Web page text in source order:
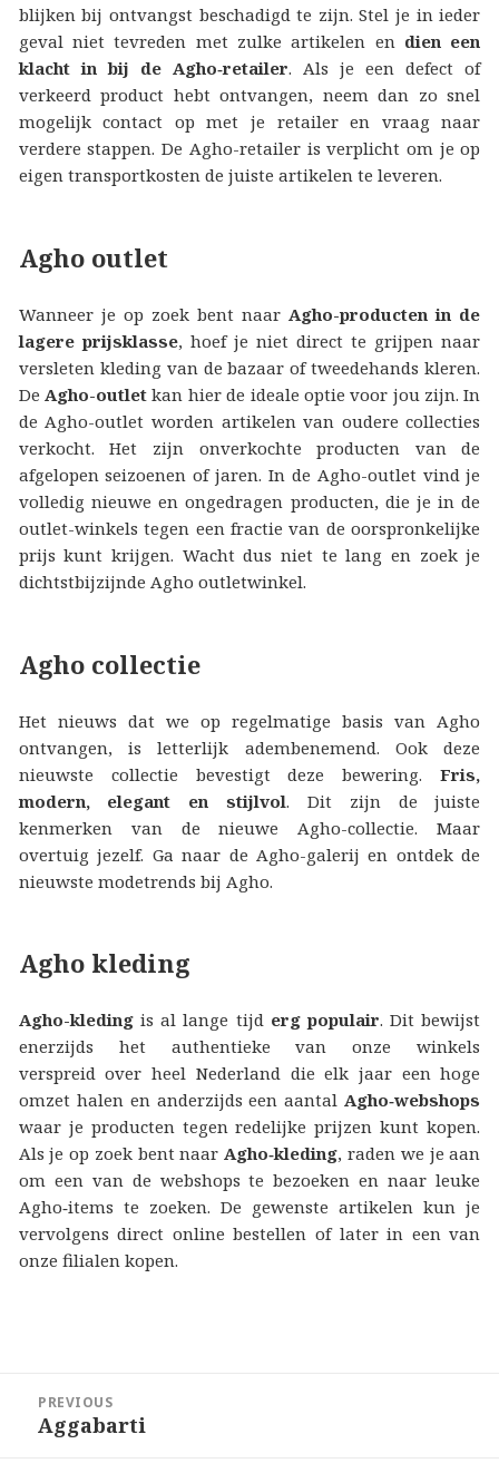
blijken bij ontvangst beschadigd te zijn. Stel je in ieder
geval niet tevreden met zulke artikelen en dien een
klacht in bij de Agho‑retailer. Als je een defect of
verkeerd product hebt ontvangen, neem dan zo snel
mogelijk contact op met je retailer en vraag naar
verdere stappen. De Agho-retailer is verplicht om je op
eigen transportkosten de juiste artikelen te leveren.
Agho outlet
Wanneer je op zoek bent naar Agho-producten in de
lagere prijsklasse, hoef je niet direct te grijpen naar
versleten kleding van de bazaar of tweedehands kleren.
De Agho-outletkan hier de ideale optie voor jou zijn. In
de Agho-outlet worden artikelen van oudere collecties
verkocht. Het zijn onverkochte producten van de
afgelopen seizoenen of jaren. In de Agho-outlet vind je
volledig nieuwe en ongedragen producten, die je in de
outlet-winkels tegen een fractie van de oorspronkelijke
prijs kunt krijgen. Wacht dus niet te lang en zoek je
dichtstbijzijnde Agho outletwinkel.
Agho collectie
Het nieuws dat we op regelmatige basis van Agho
ontvangen, is letterlijk adembenemend. Ook deze
nieuwste collectie bevestigt deze bewering.Fris,
modern, elegant en stijlvol. Dit zijn de juiste
kenmerken van de nieuwe Agho-collectie. Maar
overtuig jezelf. Ga naar de Agho-galerij en ontdek de
nieuwste modetrends bij Agho.
Agho kleding
Agho-kledingis al lange tijd erg populair. Dit bewijst
enerzijds het authentieke van onze winkels
verspreid over heel Nederland die elk jaar een hoge
omzet halen en anderzijds een aantalAgho‑webshops
waar je producten tegen redelijke prijzen kunt kopen.
Als je op zoek bent naarAgho‑kleding, raden we je aan
om een van de webshops te bezoeken en naar leuke
Agho‑items te zoeken. De gewenste artikelen kun je
vervolgens direct online bestellen of later in een van
onze filialen kopen.
PREVIOUS
Previous
Aggabarti